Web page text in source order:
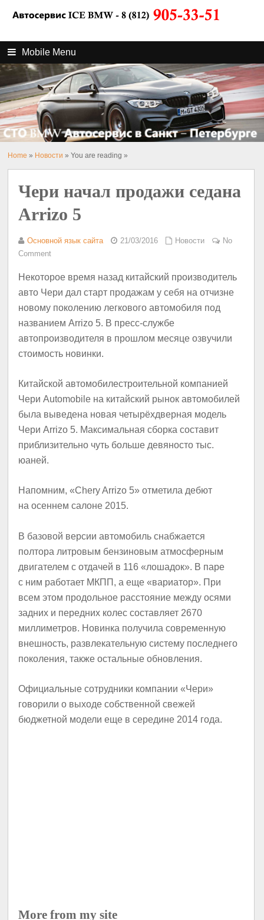
Mobile Menu
Home » Новости » You are reading »
Чери начал продажи седана
Arrizo 5
Основной язык сайта 21/03/2016 Новости
No
Comment
Некоторое время назад китайский производитель
авто Чери дал старт продажам у себя на отчизне
новому поколению легкового автомобиля под
названием Arrizo 5. В пресс-службе
автопроизводителя в прошлом месяце озвучили
стоимость новинки.
Китайской автомобилестроительной компанией
Чери Automobile на китайский рынок автомобилей
была выведена новая четырёхдверная модель
Чери Arrizo 5. Максимальная сборка составит
приблизительно чуть больше девяносто тыс.
юаней.
Напомним, «Chery Arrizo 5» отметила дебют
на осеннем салоне 2015.
В базовой версии автомобиль снабжается
полтора литровым бензиновым атмосферным
двигателем с отдачей в 116 «лошадок». В паре
с ним работает МКПП, а еще «вариатор». При
всем этом продольное расстояние между осями
задних и передних колес составляет 2670
миллиметров. Новинка получила современную
внешность, развлекательную систему последнего
поколения, также остальные обновления.
Официальные сотрудники компании «Чери»
говорили о выходе собственной свежей
бюджетной модели еще в середине 2014 года.
More from my site